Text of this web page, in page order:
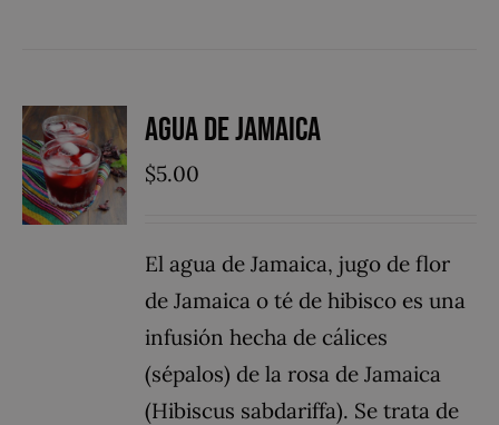
Agua de Jamaica
$5.00
El agua de Jamaica, jugo de flor
de Jamaica o té de hibisco es una
infusión hecha de cálices
(sépalos) de la rosa de Jamaica
(Hibiscus sabdariffa). Se trata de